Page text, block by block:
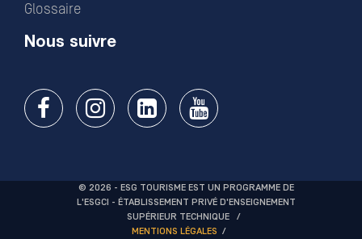
Glossaire
Nous suivre
© 2026 - ESG TOURISME EST UN PROGRAMME DE
L'ESGCI - ÉTABLISSEMENT PRIVÉ D'ENSEIGNEMENT
SUPÉRIEUR TECHNIQUE
MENTIONS LÉGALES